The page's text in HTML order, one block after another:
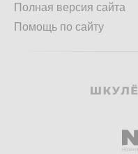
Полная версия сайта
Помощь по сайту